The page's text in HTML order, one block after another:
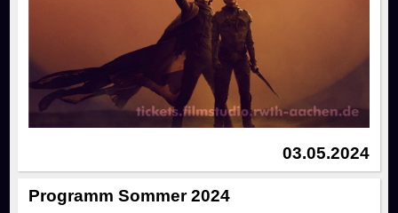
03.05.2024
Programm Sommer 2024